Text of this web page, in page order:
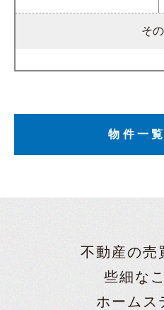
そ
物件一
不動産の売
些細な
ホームス